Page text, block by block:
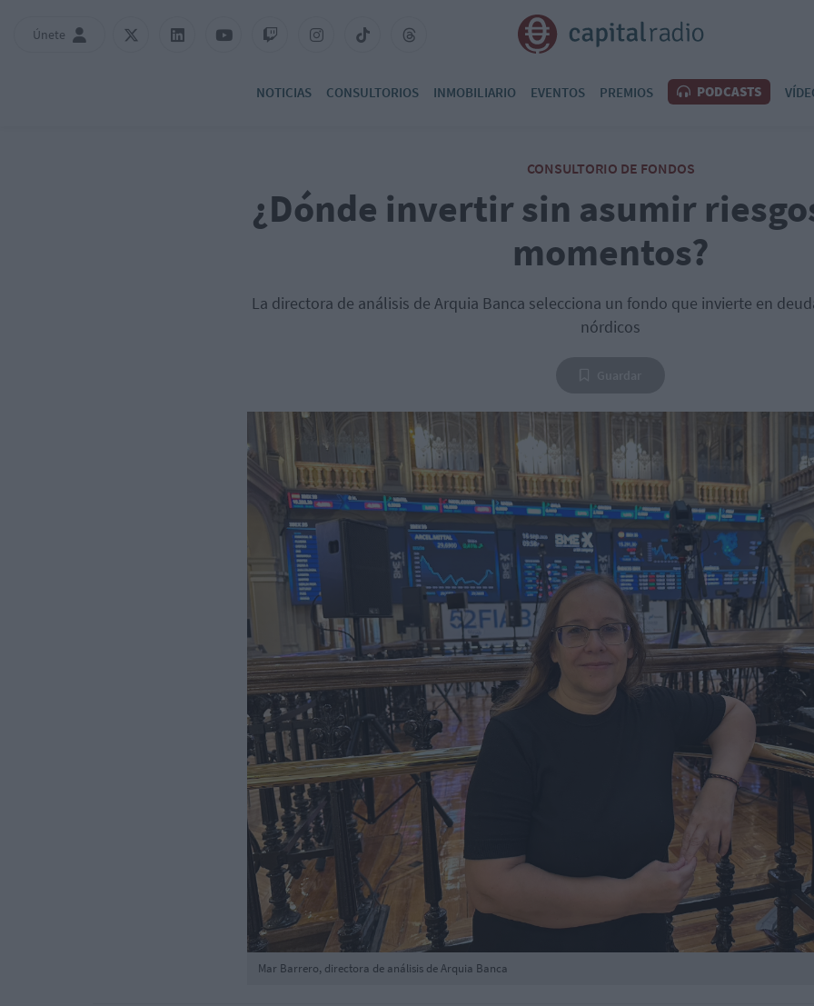
Únete
NOTICIAS CONSULTORIOS INMOBILIARIO EVENTOS PREMIOS PODCASTS
CONSULTORIO DE FONDOS
¿Dónde invertir sin asumir
momentos?
La directora de análisis de Arquia Banca selecciona un fondo que invierte en
nórdicos
Mar Barrero, directora de análisis de Arquia Banca